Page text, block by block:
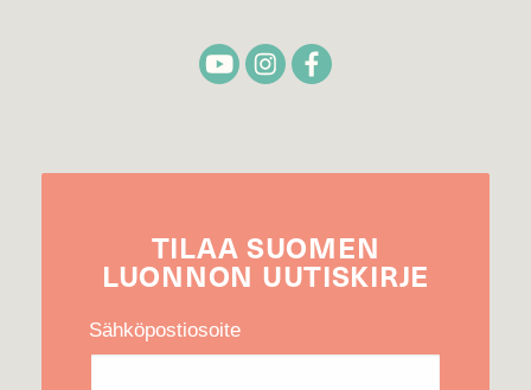
TILAA SUOMEN
LUONNON UUTIS­KIRJE
Sähköpostiosoite